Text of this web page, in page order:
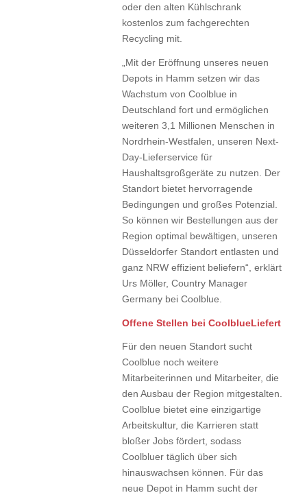
oder den alten Kühlschrank
kostenlos zum fachgerechten
Recycling mit.
„Mit der Eröffnung unseres neuen
Depots in Hamm setzen wir das
Wachstum von Coolblue in
Deutschland fort und ermöglichen
weiteren 3,1 Millionen Menschen in
Nordrhein-Westfalen, unseren Next-
Day-Lieferservice für
Haushaltsgroßgeräte zu nutzen. Der
Standort bietet hervorragende
Bedingungen und großes Potenzial.
So können wir Bestellungen aus der
Region optimal bewältigen, unseren
Düsseldorfer Standort entlasten und
ganz NRW effizient beliefern“, erklärt
Urs Möller, Country Manager
Germany bei Coolblue.
Offene Stellen bei CoolblueLiefert
Für den neuen Standort sucht
Coolblue noch weitere
Mitarbeiterinnen und Mitarbeiter, die
den Ausbau der Region mitgestalten.
Coolblue bietet eine einzigartige
Arbeitskultur, die Karrieren statt
bloßer Jobs fördert, sodass
Coolbluer täglich über sich
hinauswachsen können. Für das
neue Depot in Hamm sucht der